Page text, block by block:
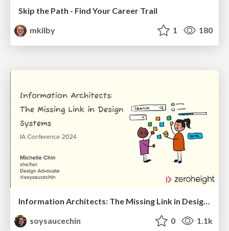
Skip the Path - Find Your Career Trail
mkilby
1 180
Information Architects: The Missing Link in Design Systems
soysaucechin
0 1.1k